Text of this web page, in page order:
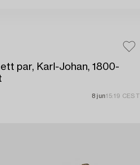
par, Karl-Johan, 1800-
8 jun15:19 CEST